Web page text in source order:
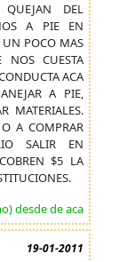
DEL
A PIE EN
UN POCO MAS
CUESTA
ACA
A PIE,
MATERIALES.
A COMPRAR
SALIR EN
$5 LA
desde de aca
19-01-2011